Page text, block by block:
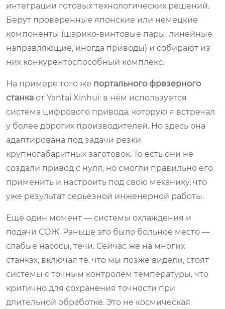
интеграции готовых технологических решений.
Берут проверенные японские или немецкие
компоненты (шарико-винтовые пары, линейные
направляющие, иногда приводы) и собирают из
них конкурентоспособный комплекс.
На примере того же портального фрезерного
станка от Yantai Xinhui: в нём используется
система цифрового привода, которую я встречал
у более дорогих производителей. Но здесь она
адаптирована под задачи резки
крупногабаритных заготовок. То есть они не
создали привод с нуля, но смогли правильно его
применить и настроить под свою механику, что
уже результат серьёзной инженерной работы.
Ещё один момент — системы охлаждения и
подачи СОЖ. Раньше это было больное место —
слабые насосы, течи. Сейчас же на многих
станках, включая те, что мы позже видели, стоят
системы с точным контролем температуры, что
критично для сохранения точности при
длительной обработке. Это не космическая